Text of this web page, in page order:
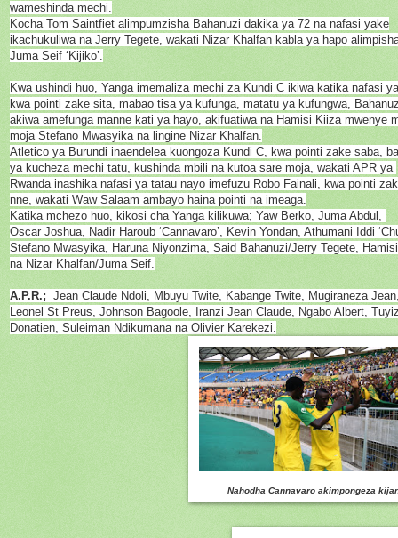
wameshinda mechi.
Kocha Tom Saintfiet alimpumzisha Bahanuzi dakika ya 72 na nafasi yake
ikachukuliwa na Jerry Tegete, wakati Nizar Khalfan kabla ya hapo
Juma Seif ‘Kijiko’.
Kwa ushindi huo, Yanga imemaliza mechi za Kundi C ikiwa katika nafasi
kwa pointi zake sita, mabao tisa ya kufunga, matatu ya kufungwa,
akiwa amefunga manne kati ya hayo, akifuatiwa na Hamisi Kiiza mwenye
moja Stefano Mwasyika na lingine Nizar Khalfan.
Atletico ya Burundi inaendelea kuongoza Kundi C, kwa pointi zake saba,
ya kucheza mechi tatu, kushinda mbili na kutoa sare moja, wakati APR ya
Rwanda inashika nafasi ya tatau nayo imefuzu Robo Fainali, kwa pointi
nne, wakati Waw Salaam ambayo haina pointi na imeaga.
Katika mchezo huo, kikosi cha Yanga kilikuwa; Yaw Berko, Juma Abdul,
Oscar Joshua, Nadir Haroub ‘Cannavaro’, Kevin Yondan, Athumani Iddi
Stefano Mwasyika, Haruna Niyonzima, Said Bahanuzi/Jerry Tegete,
na Nizar Khalfan/Juma Seif.
A.P.R.; Jean Claude Ndoli, Mbuyu Twite, Kabange Twite, Mugiraneza
Leonel St Preus, Johnson Bagoole, Iranzi Jean Claude, Ngabo Albert,
Donatien, Suleiman Ndikumana na Olivier Karekezi.
Nahodha Cannavaro akimpongeza